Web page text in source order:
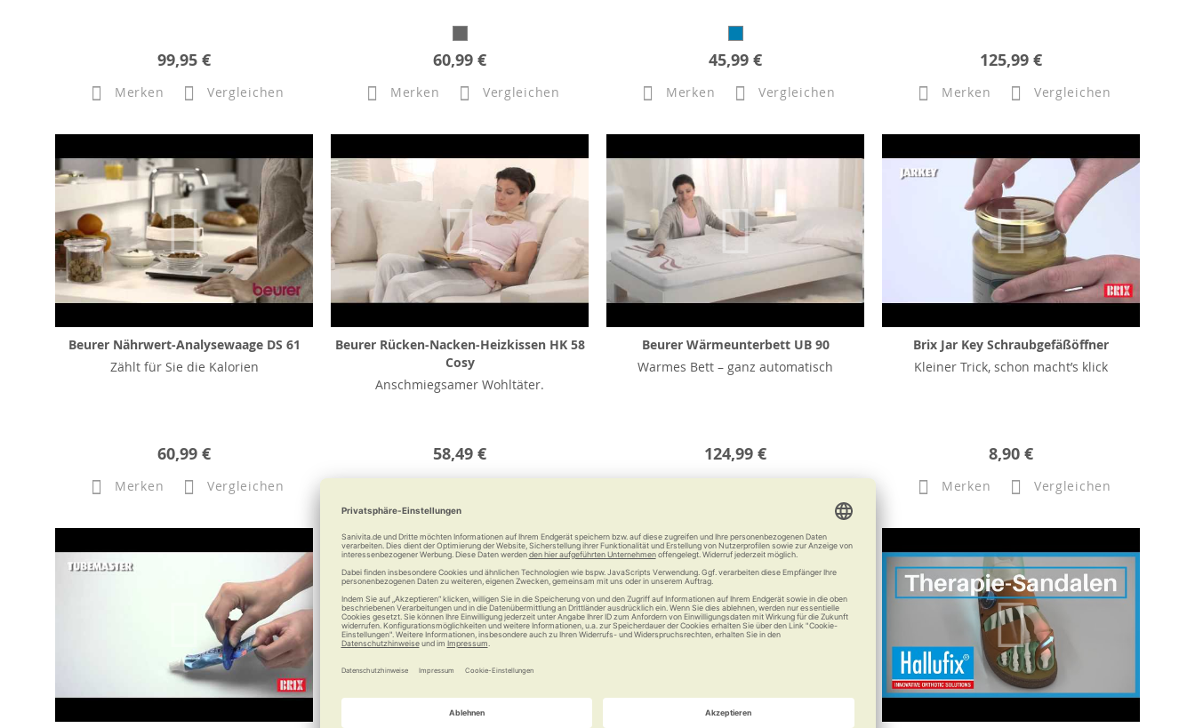
99,95 €
Merken Vergleichen
60,99 €
Merken Vergleichen
45,99 €
Merken Vergleichen
125,99 €
Merken Vergleichen
Beurer Nährwert-Analysewaage DS 61
Zählt für Sie die Kalorien
60,99 €
Merken Vergleichen
Beurer Rücken-Nacken-Heizkissen HK 58
Cosy
Anschmiegsamer Wohltäter.
58,49 €
Beurer Wärmeunterbett UB 90
Warmes Bett – ganz automatisch
124,99 €
Brix Jar Key Schraubgefäßöffner
Kleiner Trick, schon macht’s klick
8,90 €
Merken Vergleichen